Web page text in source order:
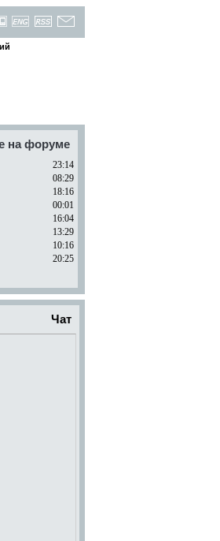
на форуме
23:14
08:29
18:16
00:01
16:04
13:29
10:16
20:25
Чат